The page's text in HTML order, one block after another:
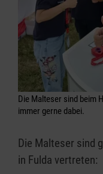
Die Malteser sind beim
immer gerne dabei.
Die Malteser sind
in Fulda vertreten: